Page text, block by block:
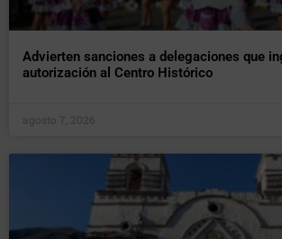
Advierten sanciones a delegaciones que
autorización al Centro Histórico
agosto 7, 2026